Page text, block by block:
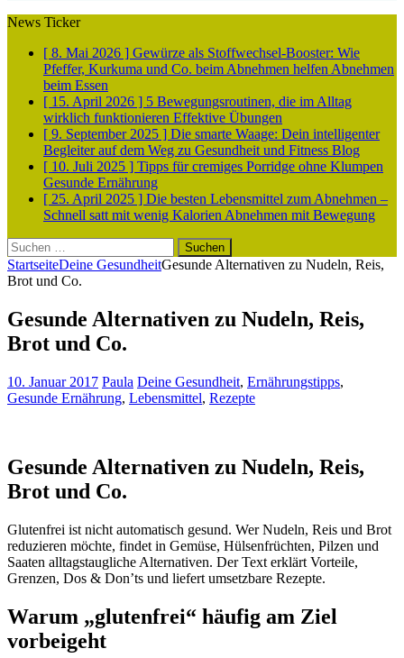
News Ticker
[ 8. Mai 2026 ] Gewürze als Stoffwechsel-Booster: Wie
Pfeffer, Kurkuma und Co. beim Abnehmen helfen Abnehmen
beim Essen
[ 15. April 2026 ] 5 Bewegungsroutinen, die im Alltag
wirklich funktionieren Effektive Übungen
[ 9. September 2025 ] Die smarte Waage: Dein intelligenter
Begleiter auf dem Weg zu Gesundheit und Fitness Blog
[ 10. Juli 2025 ] Tipps für cremiges Porridge ohne Klumpen
Gesunde Ernährung
[ 25. April 2025 ] Die besten Lebensmittel zum Abnehmen –
Schnell satt mit wenig Kalorien Abnehmen mit Bewegung
Suchen
nach:
StartseiteDeine GesundheitGesunde Alternativen zu Nudeln, Reis,
Brot und Co.
Gesunde Alternativen zu Nudeln, Reis,
Brot und Co.
10. Januar 2017 Paula Deine Gesundheit, Ernährungstipps,
Gesunde Ernährung, Lebensmittel, Rezepte
Gesunde Alternativen zu Nudeln, Reis,
Brot und Co.
Glutenfrei ist nicht automatisch gesund. Wer Nudeln, Reis und Brot
reduzieren möchte, findet in Gemüse, Hülsenfrüchten, Pilzen und
Saaten alltagstaugliche Alternativen. Der Text erklärt Vorteile,
Grenzen, Dos & Don’ts und liefert umsetzbare Rezepte.
Warum „glutenfrei“ häufig am Ziel
vorbeigeht